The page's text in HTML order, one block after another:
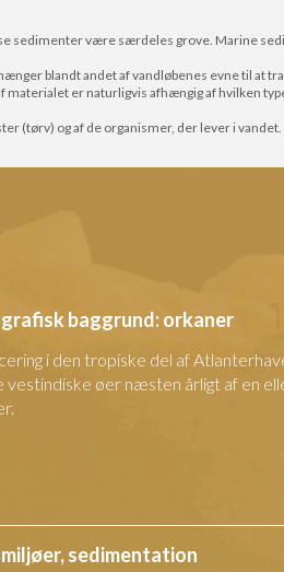
sedimenter være særdeles grove. Marine
blandt andet af vandløbenes evne til at
er naturligvis afhængig af hvilken
(tørv) og af de organismer, der lever i
baggrund: orkaner
i den tropiske del af
vestindiske øer næsten årligt af en
sedimentation